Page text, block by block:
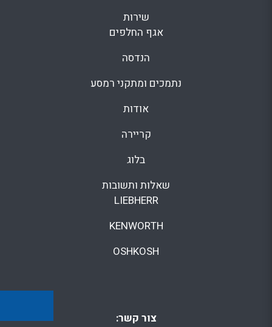
שירות
אגף החלפים
הנדסה
נתמכים ומתקני רמסע
אודות
קריירה
בלוג
שאלות ותשובות
LIEBHERR
KENWORTH
OSHKOSH
צור קשר: